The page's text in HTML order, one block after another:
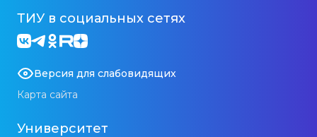
ТИУ в социальных сетях
Версия для слабовидящих
Карта сайта
Университет